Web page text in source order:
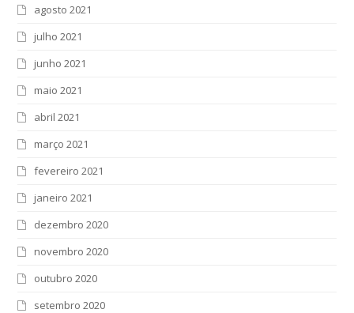
agosto 2021
julho 2021
junho 2021
maio 2021
abril 2021
março 2021
fevereiro 2021
janeiro 2021
dezembro 2020
novembro 2020
outubro 2020
setembro 2020